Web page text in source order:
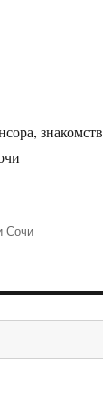
Сочи